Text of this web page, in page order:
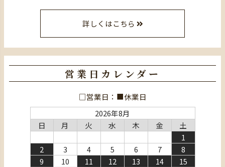
詳しくはこちら
営業日カレンダー
□営業日：■休業日
2026年8月
日
月 火 水 木 金
土
1
2
3 4 5 6 7
8
9
10 11 12 13 14
15